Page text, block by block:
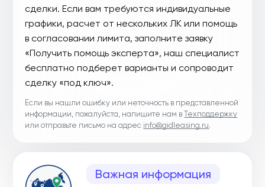
сделки. Если вам требуются индивидуальные
графики, расчет от нескольких ЛК или помощь
в согласовании лимита, заполните заявку
«Получить помощь эксперта», наш специалист
бесплатно подберет варианты и сопроводит
сделку «под ключ».
Если вы нашли ошибку или неточность в представленной
информации, пожалуйста, напишите нам вТехподдержку
или отправьте письмо на адрес info@gidleasing.ru.
Важная информация